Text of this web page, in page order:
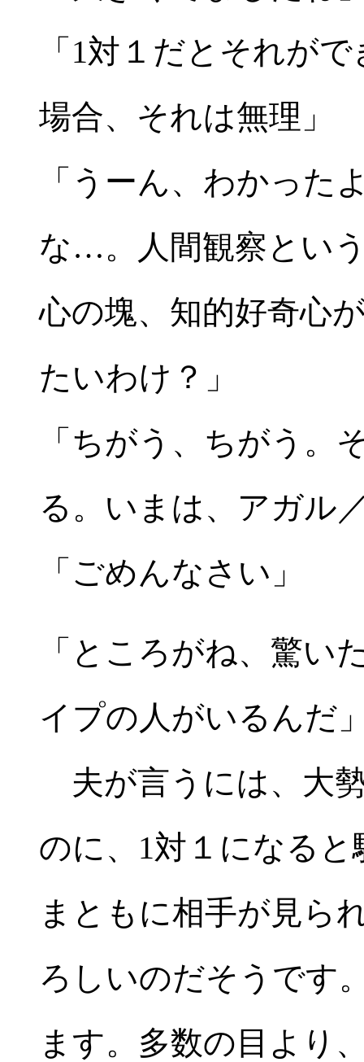
「1対１だとそれが
場合、それは無理」
「うーん、わかった
な…。人間観察とい
心の塊、知的好奇心
たいわけ？」
「ちがう、ちがう。
る。いまは、アガル
「ごめんなさい」
「ところがね、驚い
イプの人がいるんだ
夫が言うには、大
のに、1対１になる
まともに相手が見ら
ろしいのだそうです
ます。多数の目より